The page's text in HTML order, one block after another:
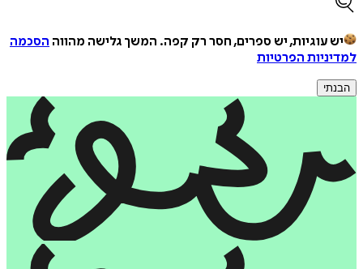
יש עוגיות, יש ספרים, חסר רק קפה. המשך גלישה מהווה הסכמה
למדיניות הפרטיות
הבנתי